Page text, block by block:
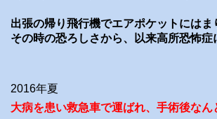
出張の帰り飛行機でエアポケットにはま
その時の恐ろしさから、以来高所恐怖症
2016年夏
大病を患い救急車で運ばれ、手術後なん